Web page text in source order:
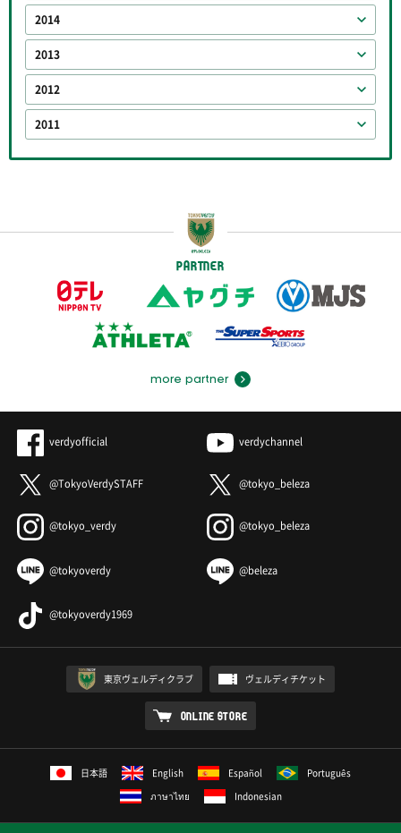
2014
2013
2012
2011
PARTNER
more partner
verdyofficial verdychannel
@TokyoVerdySTAFF @tokyo_beleza
@tokyo_verdy @tokyo_beleza
@tokyoverdy @beleza
@tokyoverdy1969
東京ヴェルディクラブ ヴェルディチケット
ONLINE STORE
日本語 English Español
Português
ภาษาไทย
Indonesian